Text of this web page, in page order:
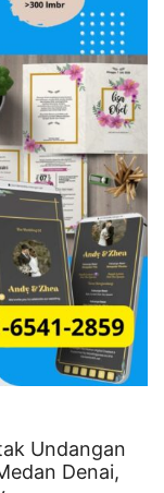
Undangan
Denai,